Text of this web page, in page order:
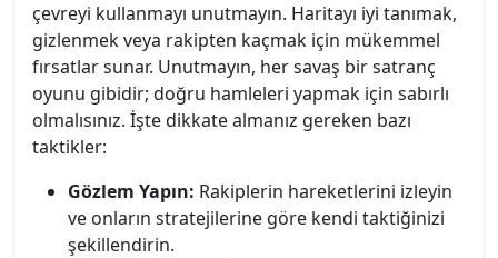
çevreyi kullanmayı unutmayın. Haritayı iyi tanımak,
gizlenmek veya rakipten kaçmak için mükemmel
fırsatlar sunar. Unutmayın, her savaş bir satranç
oyunu gibidir; doğru hamleleri yapmak için sabırlı
olmalısınız. İşte dikkate almanız gereken bazı
taktikler:
Gözlem Yapın: Rakiplerin hareketlerini izleyin
ve onların stratejilerine göre kendi taktiğinizi
şekillendirin.